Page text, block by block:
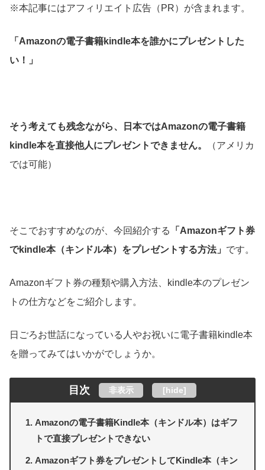
※本記事にはアフィリエイト広告（PR）が含まれます。
「Amazonの電子書籍kindle本を誰かにプレゼントした
い！」
そう考えても残念ながら、日本ではAmazonの電子書籍
kindle本を直接他人にプレゼントできません。
（アメリカ
では可能）
そこでおすすめなのが、今回紹介する
「Amazonギフト券
でkindle本（キンドル本）をプレゼントする方法」 です。
Amazonギフト券の種類や購入方法、kindle本のプレゼン
トの仕方などをご紹介します。
日ごろお世話になっている人やお祝いに電子書籍kindle本
を贈ってみてはいかがでしょうか。
目次 非表示 [hide]
Amazonの電子書籍Kindle本（キンドル本）はギフ
トで直接プレゼントできない
Amazonギフト券をプレゼントしてKindle本（キン